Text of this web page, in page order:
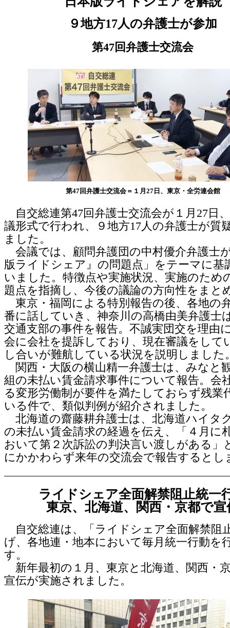
９地方17人の弁護士が参加
第47回弁護士交流会
第47回弁護士交流会＝１月27日、東京・全労連会館
自交総連第47回弁護士交流会が１月27日
議形式で行われ、９地方17人の弁護士が質
ました。
会議では、顧問弁護団の中村優介弁護士
版ライドシェア』の問題点」をテーマに基
いました。特徴点や実施状況、実施のため
題点を指摘し、今後の議論の方向性をまと
東京・福岡による特別報告の後、各地の
番に話していき、神奈川の高橋由美弁護士
交通支部の事件を報告。不誠実団交を理由
会に会社を提訴しており、現在審議をして
し合いが難航している状況を説明しました
関西・大阪の横山精一弁護士は、みなと
組の未払い賃金請求事件について報告。会
る変形労働制が要件を満たしておらず残業
いる件で、類似判例が紹介されました。
北海道の齋藤耕弁護士は、北海道ハイタ
の未払い賃金請求の経過を伝え、「４月に
おいて第２次訴訟の判決言い渡しがある」
にかかわらず来年の交流会で報告するとし
ライドシェア全面解禁阻止統一
東京、北海道、関西・京都で宣
自交総連は、「ライドシェア全面解禁阻
げ、各地連・地本において毎月統一行動を
す。
新年最初の１月、東京と北海道、関西・
宣伝が実施されました。